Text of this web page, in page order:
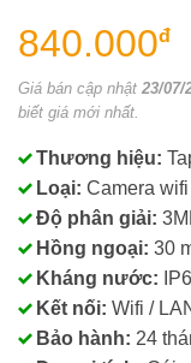
840.000đ
Giá bán cập nhật 23/07/
biết giá mới nhất.
Thương hiệu:
Loại: Camera
Độ phân giải:
Hồng ngoại: 30
Kháng nước:
Kết nối: Wifi /
Bảo hành: 24